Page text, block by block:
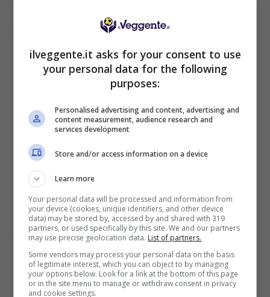
Mostra Informazioni
Fino a 2050€ sport e casino
Per i nuovi registrati: 100% fino a 2.000€ in Bonus
Scommesse + 50% del primo deposito fino a 50€
2050€
Mostra Informazioni
ilveggente.it asks for your consent to use
your personal data for the following
purposes:
Personalised advertising and content, advertising and
content measurement, audience research and
services development
Store and/or access information on a device
Learn more
Your personal data will be processed and information from
your device (cookies, unique identifiers, and other device
data) may be stored by, accessed by and shared with 319
partners, or used specifically by this site. We and our partners
may use precise geolocation data. List of partners.
Some vendors may process your personal data on the basis
of legitimate interest, which you can object to by managing
your options below. Look for a link at the bottom of this page
or in the site menu to manage or withdraw consent in privacy
and cookie settings.